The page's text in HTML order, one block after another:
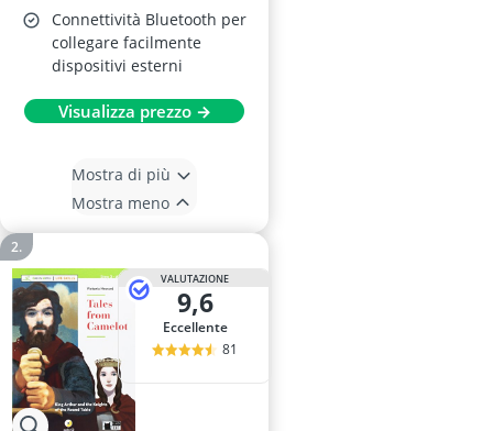
Connettività Bluetooth per
collegare facilmente
dispositivi esterni
Visualizza prezzo →
Mostra di più
Mostra meno
VALUTAZIONE
9,6
Eccellente
81